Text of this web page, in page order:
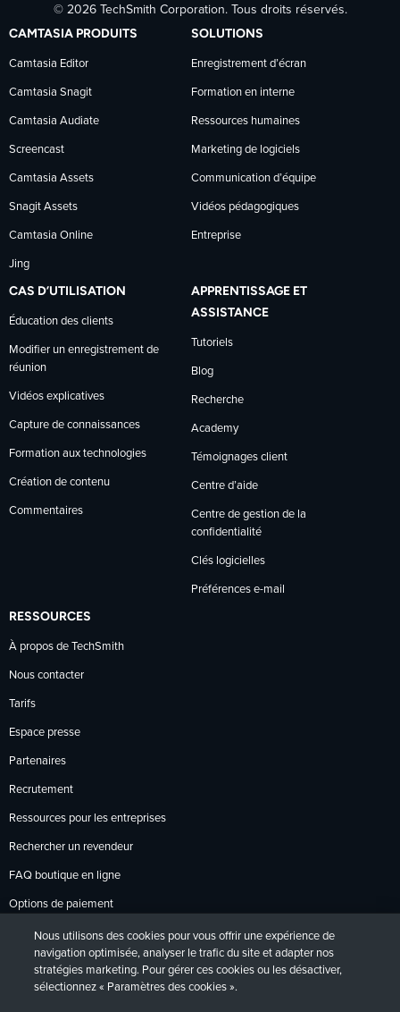
TechSmith
sur
Facebook
TechSmith
sur
LinkedIn
TechSmith
sur
YouTube
© 2026 TechSmith Corporation. Tous droits réservés.
CAMTASIA PRODUITS
Camtasia Editor
Camtasia Snagit
Camtasia Audiate
Screencast
Camtasia Assets
Snagit Assets
Camtasia Online
Jing
SOLUTIONS
Enregistrement d’écran
Formation en interne
Ressources humaines
Marketing de logiciels
Communication d’équipe
Vidéos pédagogiques
Entreprise
CAS D’UTILISATION
Éducation des clients
Modifier un enregistrement de
réunion
Vidéos explicatives
Capture de connaissances
Formation aux technologies
Création de contenu
Commentaires
APPRENTISSAGE ET
ASSISTANCE
Tutoriels
Blog
Recherche
Academy
Témoignages client
Centre d’aide
Centre de gestion de la
confidentialité
Clés logicielles
Préférences e-mail
RESSOURCES
À propos de TechSmith
Nous contacter
Tarifs
Espace presse
Partenaires
Recrutement
Ressources pour les entreprises
Rechercher un revendeur
FAQ boutique en ligne
Options de paiement
Politique de retour
Nous utilisons des cookies pour vous offrir une expérience de
navigation optimisée, analyser le trafic du site et adapter nos
stratégies marketing. Pour gérer ces cookies ou les désactiver,
sélectionnez « Paramètres des cookies ».